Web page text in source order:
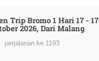
Trip Bromo 1 Hari 17 - 17
2026, Dari Malang
perjalanan ke 1193